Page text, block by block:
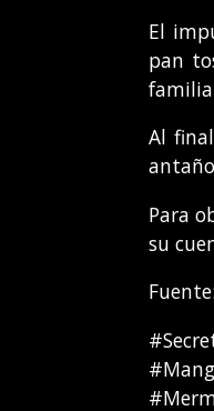
El
pan
Al
Para
su